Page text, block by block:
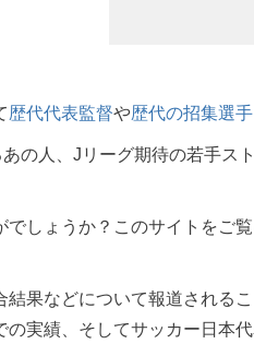
歴代代表監督や歴代の招集選手
の人、Jリーグ期待の若手ス
しょうか？このサイトをご
果などについて報道される
実績、そしてサッカー日本